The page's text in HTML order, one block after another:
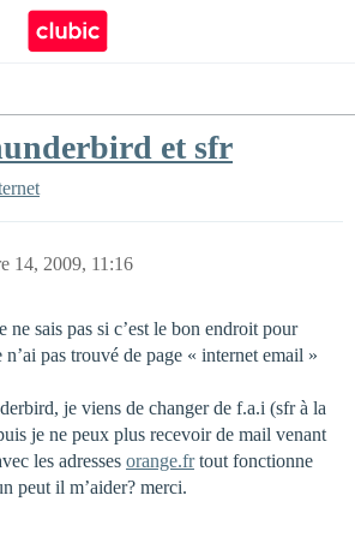
et sfr
14, 2009, 11:16
ne sais pas si c’est le bon endroit pour
pas trouvé de page « internet email »
je viens de changer de f.a.i (sfr à la
je ne peux plus recevoir de mail venant
les adresses orange.frtout fonctionne
peut il m’aider? merci.